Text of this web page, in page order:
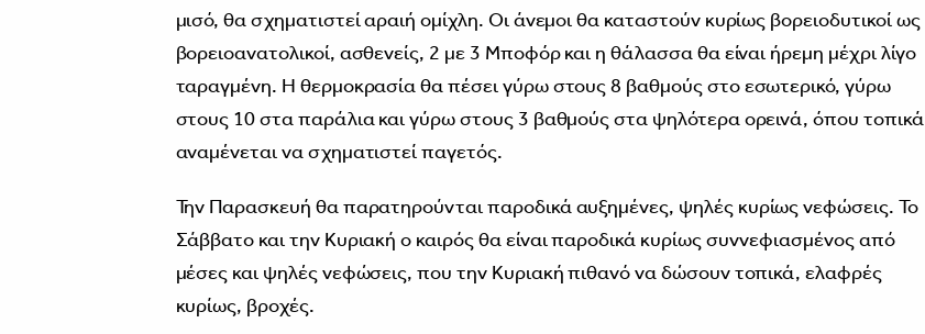
μισό, θα σχηματιστεί αραιή ομίχλη. Οι άνεμοι θα καταστούν κυρίως βορειοδυτικοί ως
βορειοανατολικοί, ασθενείς, 2 με 3 Μποφόρ και η θάλασσα θα είναι ήρεμη μέχρι λίγο
ταραγμένη. Η θερμοκρασία θα πέσει γύρω στους 8 βαθμούς στο εσωτερικό, γύρω
στους 10 στα παράλια και γύρω στους 3 βαθμούς στα ψηλότερα ορεινά, όπου τοπικά
αναμένεται να σχηματιστεί παγετός.
Την Παρασκευή θα παρατηρούνται παροδικά αυξημένες, ψηλές κυρίως νεφώσεις. Το
Σάββατο και την Κυριακή ο καιρός θα είναι παροδικά κυρίως συννεφιασμένος από
μέσες και ψηλές νεφώσεις, που την Κυριακή πιθανό να δώσουν τοπικά, ελαφρές
κυρίως, βροχές.